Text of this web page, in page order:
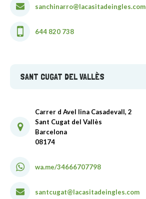
sanchinarro@lacasitadeingles.com
644 820 738
SANT CUGAT DEL VALLÈS
Carrer d Avel lina Casadevall, 2
Sant Cugat del Vallès
Barcelona
08174
wa.me/34666707798
santcugat@lacasitadeingles.com